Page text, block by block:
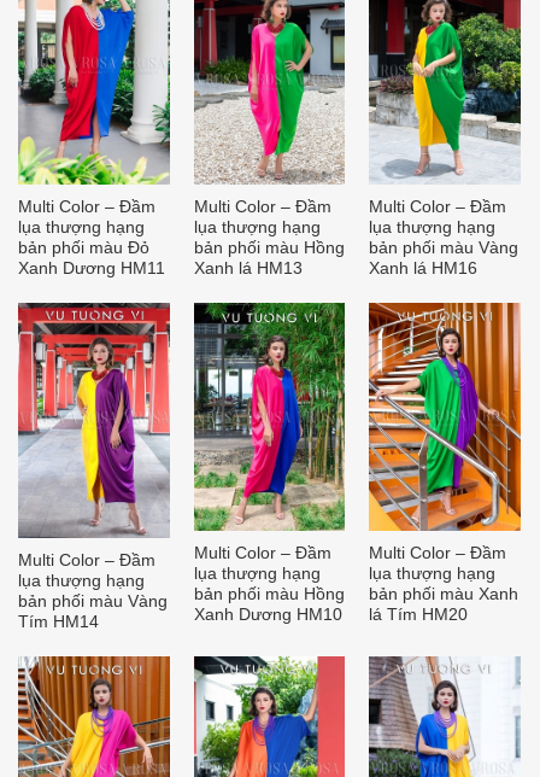
Multi Color – Đầm
lụa thượng hạng
bản phối màu Đỏ
Xanh Dương HM11
Multi Color – Đầm
lụa thượng hạng
bản phối màu Hồng
Xanh lá HM13
Multi Color – Đầm
lụa thượng hạng
bản phối màu Vàng
Xanh lá HM16
Multi Color – Đầm
lụa thượng hạng
bản phối màu Vàng
Tím HM14
Multi Color – Đầm
lụa thượng hạng
bản phối màu Hồng
Xanh Dương HM10
Multi Color – Đầm
lụa thượng hạng
bản phối màu Xanh
lá Tím HM20